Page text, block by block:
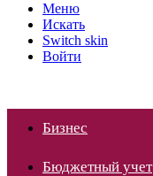
Меню
Искать
Switch skin
Войти
Бизнес
Бюджетный учет